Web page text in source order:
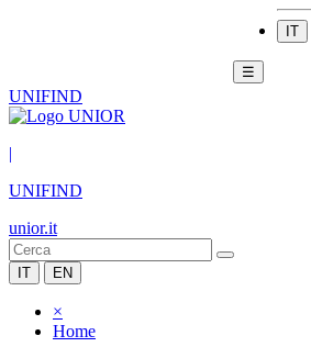
IT
☰
UNIFIND
|
UNIFIND
unior.it
IT EN
×
Home